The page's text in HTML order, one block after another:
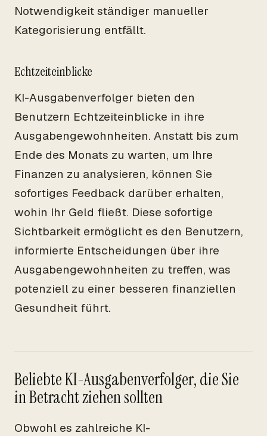
Notwendigkeit ständiger manueller
Kategorisierung entfällt.
Echtzeiteinblicke
KI-Ausgabenverfolger bieten den
Benutzern Echtzeiteinblicke in ihre
Ausgabengewohnheiten. Anstatt bis zum
Ende des Monats zu warten, um Ihre
Finanzen zu analysieren, können Sie
sofortiges Feedback darüber erhalten,
wohin Ihr Geld fließt. Diese sofortige
Sichtbarkeit ermöglicht es den Benutzern,
informierte Entscheidungen über ihre
Ausgabengewohnheiten zu treffen, was
potenziell zu einer besseren finanziellen
Gesundheit führt.
Beliebte KI-Ausgabenverfolger, die Sie
in Betracht ziehen sollten
Obwohl es zahlreiche KI-